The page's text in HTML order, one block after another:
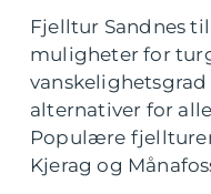
Fjelltur Sandnes
muligheter for
alternativer for
Populære
Kjerag og